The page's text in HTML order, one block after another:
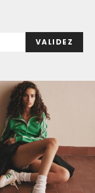
VALIDEZ